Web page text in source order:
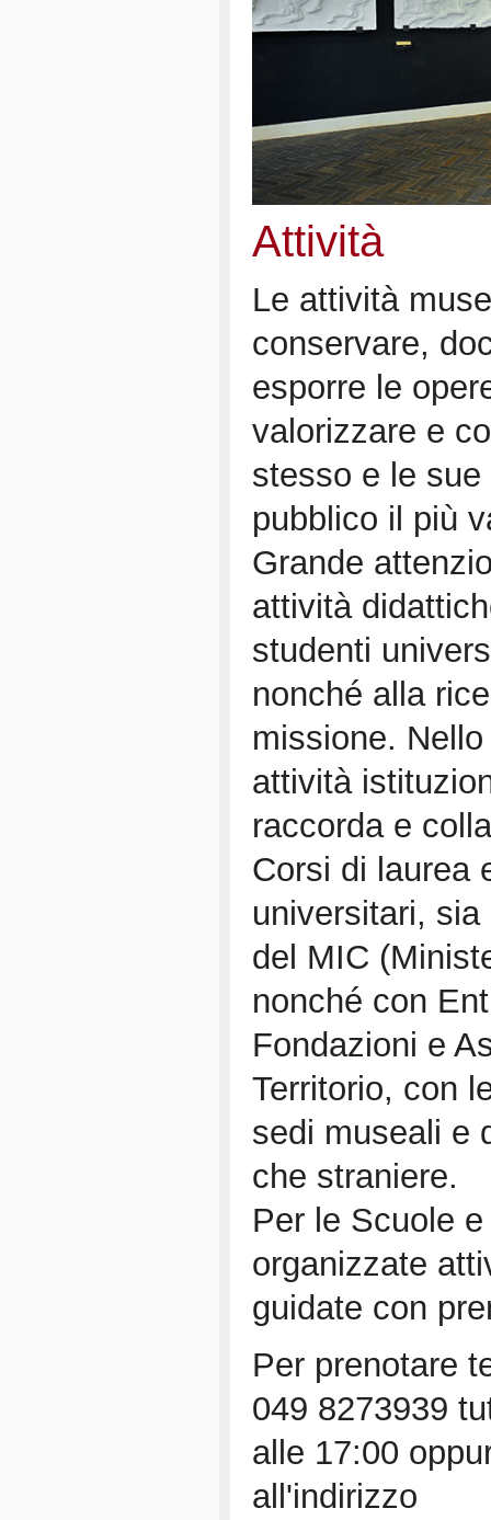
Attività
Le attività
conservare,
esporre le
valorizzare e
stesso e le
pubblico il più
Grande
attività
studenti
nonché alla
missione.
attività
raccorda e
Corsi di laurea
universitari,
del MIC
nonché con
Fondazioni e
Territorio, con
sedi museali e
che straniere.
Per le Scuole
organizzate
guidate con
Per prenotare
049 8273939
alle 17:00
all'indirizzo